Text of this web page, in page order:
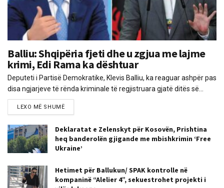
Balliu: Shqipëria fjeti dhe u zgjua me lajme
krimi, Edi Rama ka dështuar
Deputeti i Partisë Demokratike, Klevis Balliu, ka reaguar ashpër pas
disa ngjarjeve të rënda kriminale të regjistruara gjatë ditës së...
LEXO MË SHUMË
Deklaratat e Zelenskyt për Kosovën, Prishtina
heq banderolën gjigande me mbishkrimin ‘Free
Ukraine’
Hetimet për Ballukun/ SPAK kontrolle në
kompaninë “Alelier 4”, sekuestrohet projekti i